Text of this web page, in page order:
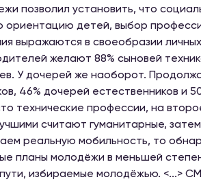
позволил установить, что
ориентацию детей, выбор
выражаются в своеобразии
желают 88% сыновей
У дочерей же наоборот.
46% дочерей естественников и
технические профессии, на
считают гуманитарные,
реальную мобильность, то
планы молодёжи в меньшей
избираемые молодёжью. <...>